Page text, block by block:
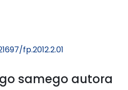
fp.2012.2.01
samego autora